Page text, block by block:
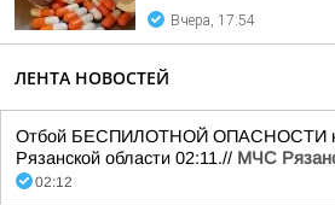
Вчера, 17:54
ЛЕНТА НОВОСТЕЙ
Отбой БЕСПИЛОТНОЙ ОПАСНОСТИ
Рязанской области 02:11.// МЧС
02:12